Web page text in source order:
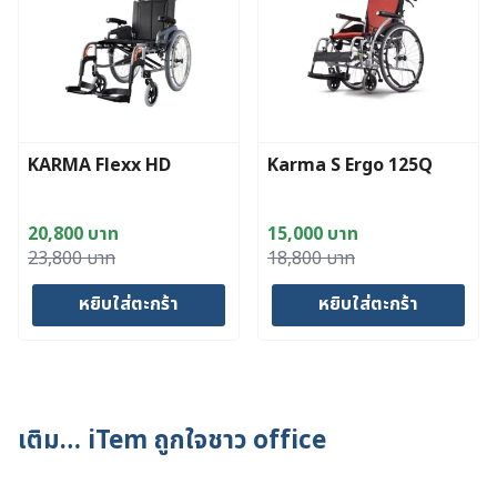
KARMA Flexx HD
23,800บาท
Original
price
20,800 บาท
Current
price
หยิบใส่ตะกร้า
Karma S Ergo 125Q
18,800บาท
Original
price
15,000 บาท
Current
price
หยิบใส่ตะกร้า
เติม… iTem ถูกใจชาว office